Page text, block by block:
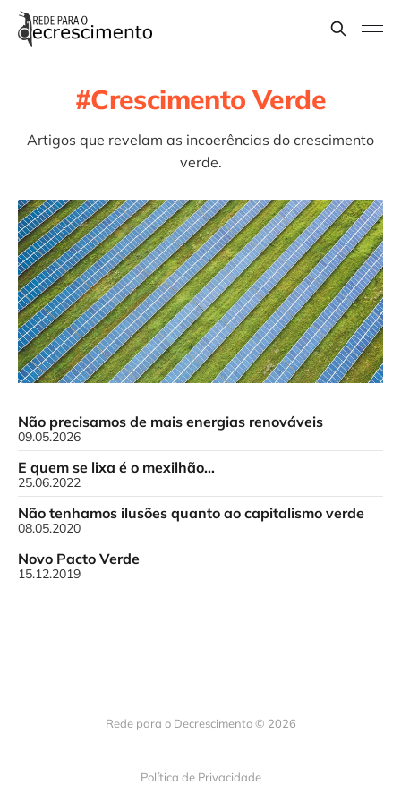
Crescimento Verde
Artigos que revelam as incoerências do crescimento
verde.
09.05.2026
Não precisamos de mais energias renováveis
25.06.2022
E quem se lixa é o mexilhão…
08.05.2020
Não tenhamos ilusões quanto ao capitalismo verde
15.12.2019
Novo Pacto Verde
Rede para o Decrescimento © 2026
Política de Privacidade